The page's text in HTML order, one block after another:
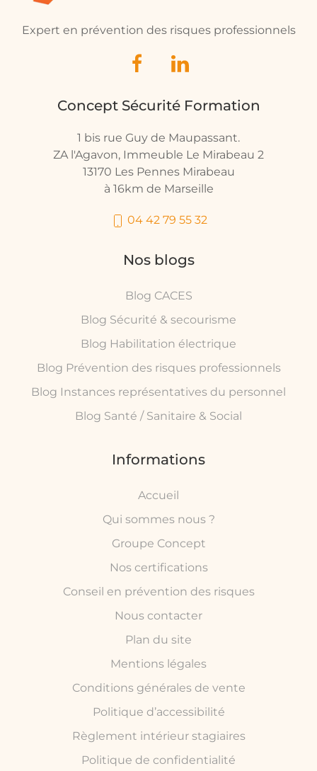
Expert en prévention des risques professionnels
Concept Sécurité Formation
1 bis rue Guy de Maupassant.
ZA l'Agavon, Immeuble Le Mirabeau 2
13170 Les Pennes Mirabeau
à 16km de Marseille
04 42 79 55 32
Nos blogs
Blog CACES
Blog Sécurité & secourisme
Blog Habilitation électrique
Blog Prévention des risques professionnels
Blog Instances représentatives du personnel
Blog Santé / Sanitaire & Social
Informations
Accueil
Qui sommes nous ?
Groupe Concept
Nos certifications
Conseil en prévention des risques
Nous contacter
Plan du site
Mentions légales
Conditions générales de vente
Politique d’accessibilité
Règlement intérieur stagiaires
Politique de confidentialité